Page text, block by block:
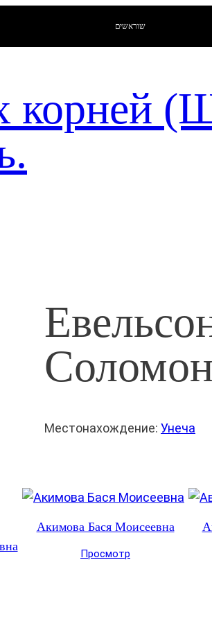
שוראשים
корней
Местонахождение: Унеча
Акимова Бася Моисеевна
Просмотр